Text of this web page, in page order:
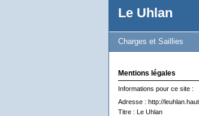
Le Uhlan
Charges et Saillies
Mentions légales
Informations pour ce site :
Adresse : http://
Titre : Le Uhlan